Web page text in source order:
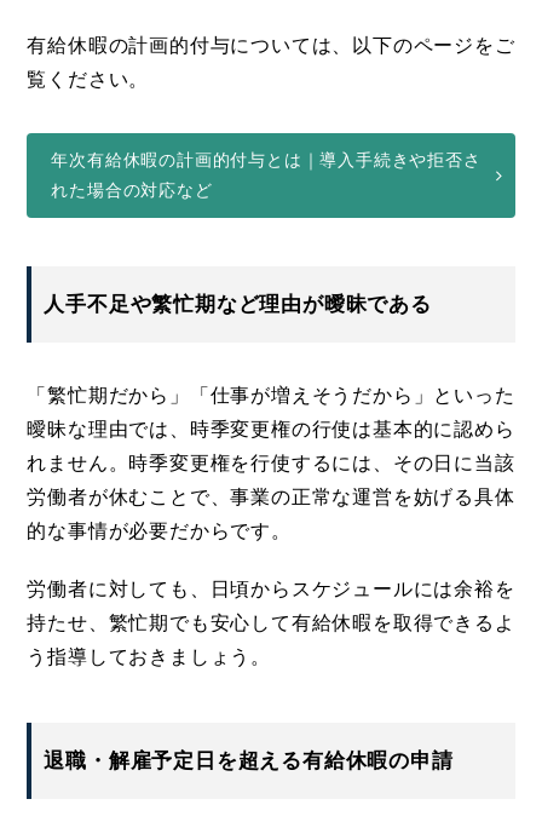
有給休暇の計画的付与については、以下のページをご
覧ください。
年次有給休暇の計画的付与とは｜導入手続きや拒否さ
れた場合の対応など
人手不足や繁忙期など理由が曖昧である
「繁忙期だから」「仕事が増えそうだから」といった
曖昧な理由では、時季変更権の行使は基本的に認めら
れません。時季変更権を行使するには、その日に当該
労働者が休むことで、事業の正常な運営を妨げる具体
的な事情が必要だからです。
労働者に対しても、日頃からスケジュールには余裕を
持たせ、繁忙期でも安心して有給休暇を取得できるよ
う指導しておきましょう。
退職・解雇予定日を超える有給休暇の申請